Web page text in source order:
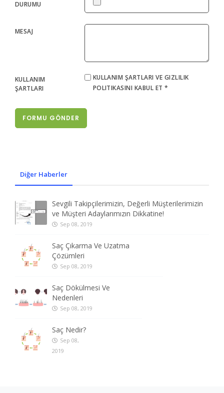
DURUMU
MESAJ
KULLANIM
ŞARTLARI
KULLANIM ŞARTLARI VE GIZLILIK
POLITIKASINI KABUL ET *
FORMU GÖNDER
Diğer Haberler
Sevgili Takipçilerimizin, Değerli Müşterilerimizin
ve Müşteri Adaylarımızın Dikkatine!
Sep 08, 2019
Saç Çıkarma Ve Uzatma
Çözümleri
Sep 08, 2019
Saç Dökülmesi Ve
Nedenleri
Sep 08, 2019
Saç Nedir?
Sep 08,
2019